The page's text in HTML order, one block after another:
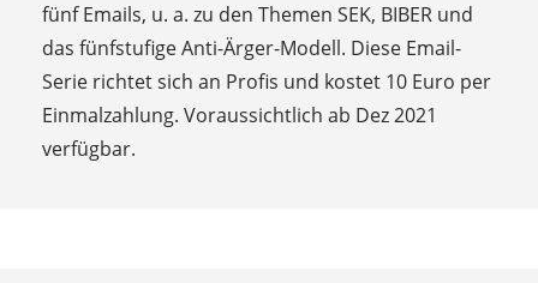
fünf Emails, u. a. zu den Themen SEK, BIBER und
das fünfstufige Anti-Ärger-Modell. Diese Email-
Serie richtet sich an Profis und kostet 10 Euro per
Einmalzahlung. Voraussichtlich ab Dez 2021
verfügbar.